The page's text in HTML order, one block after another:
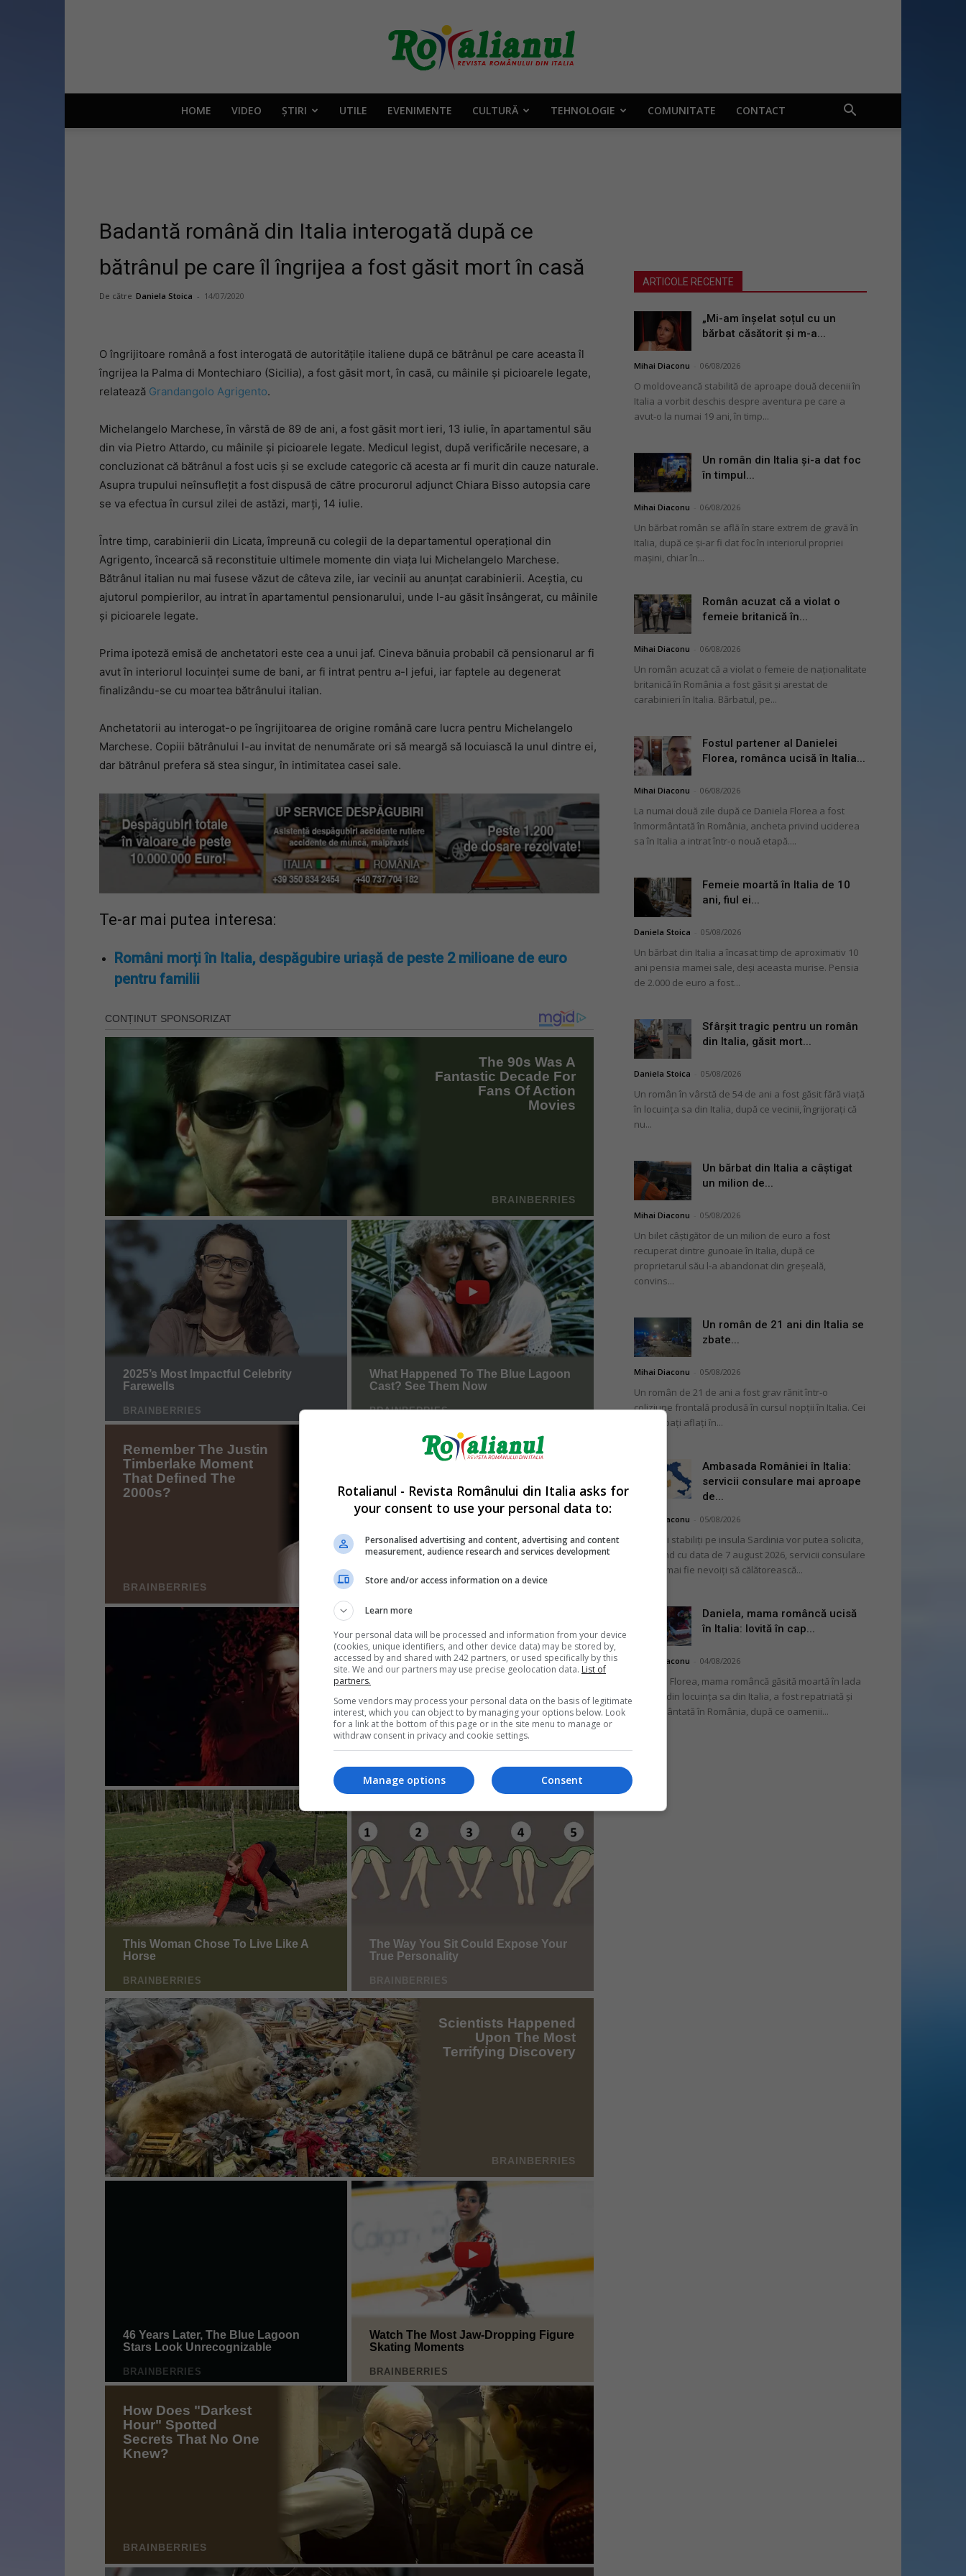
Rotalianul
Italia
HOME VIDEO ȘTIRI UTILE EVENIMENTE CULTURĂ TEHNOLOGIE COMUNITATE CONTACT
Badantă română din Italia interogată după ce
bătrânul pe care îl îngrijea a fost găsit mort în casă
De către Daniela Stoica - 14/07/2020
O îngrijitoare română a fost interogată de autoritățile italiene după ce bătrânul pe care aceasta îl
îngrijea la Palma di Montechiaro (Sicilia), a fost găsit mort, în casă, cu mâinile și picioarele legate,
relatează Grandangolo Agrigento.
Michelangelo Marchese, în vârstă de 89 de ani, a fost găsit mort ieri, 13 iulie, în apartamentul său
din via Pietro Attardo, cu mâinile și picioarele legate. Medicul legist, după verificările necesare, a
concluzionat că bătrânul a fost ucis și se exclude categoric că acesta ar fi murit din cauze naturale.
Asupra trupului neînsuflețit a fost dispusă de către procurorul adjunct Chiara Bisso autopsia care
se va efectua în cursul zilei de astăzi, marți, 14 iulie.
Între timp, carabinierii din Licata, împreună cu colegii de la departamentul operațional din
Agrigento, încearcă să reconstituie ultimele momente din viața lui Michelangelo Marchese.
Bătrânul italian nu mai fusese văzut de câteva zile, iar vecinii au anunțat carabinierii. Aceștia, cu
ajutorul pompierilor, au intrat în apartamentul pensionarului, unde l-au găsit însângerat, cu mâinile
și picioarele legate.
Prima ipoteză emisă de anchetatori este cea a unui jaf. Cineva bănuia probabil că pensionarul ar fi
avut în interiorul locuinței sume de bani, ar fi intrat pentru a-l jefui, iar faptele au degenerat
finalizându-se cu moartea bătrânului italian.
Anchetatorii au interogat-o pe îngrijitoarea de origine română care lucra pentru Michelangelo
Marchese. Copiii bătrânului l-au invitat de nenumărate ori să meargă să locuiască la unul dintre ei,
dar bătrânul prefera să stea singur, în intimitatea casei sale.
Te-ar mai putea interesa:
Români morți în Italia, despăgubire uriașă de peste 2 milioane de euro
pentru familii
ARTICOLE RECENTE
„Mi-am înșelat soțul cu un
bărbat căsătorit și m-a...
Mihai Diaconu 06/08/2026
O moldoveancă stabilită de aproape două decenii în
Italia a vorbit deschis despre aventura pe care a
avut-o la numai 19 ani, în timp...
Un român din Italia și-a dat foc
în timpul...
Mihai Diaconu 06/08/2026
Un bărbat român se află în stare extrem de gravă în
Italia, după ce și-ar fi dat foc în interiorul propriei
mașini, chiar în...
Român acuzat că a violat o
femeie britanică în...
Mihai Diaconu 06/08/2026
Un român acuzat că a violat o femeie de naționalitate
britanică în România a fost găsit și arestat de
carabinieri în Italia. Bărbatul, pe...
Fostul partener al Danielei
Florea, românca ucisă în Italia...
Mihai Diaconu 06/08/2026
La numai două zile după ce Daniela Florea a fost
înmormântată în România, ancheta privind uciderea
sa în Italia a intrat într-o nouă etapă....
Femeie moartă în Italia de 10
ani, fiul ei...
Daniela Stoica 05/08/2026
Un bărbat din Italia a încasat timp de aproximativ 10
ani pensia mamei sale, deși aceasta murise. Pensia
de 2.000 de euro a fost...
Sfârșit tragic pentru un român
din Italia, găsit mort...
Daniela Stoica 05/08/2026
Un român în vârstă de 54 de ani a fost găsit fără viață
în locuința sa din Italia, după ce vecinii, îngrijorați că
nu...
Un bărbat din Italia a câștigat
un milion de...
Mihai Diaconu 05/08/2026
Un bilet câștigător de un milion de euro a fost
recuperat dintre gunoaie în Italia, după ce
proprietarul său l-a abandonat din greșeală,
convins...
Un român de 21 ani din Italia se
zbate...
Mihai Diaconu 05/08/2026
Un român de 21 de ani a fost grav rănit într-o
coliziune frontală produsă în cursul nopții în Italia. Cei
doi bărbați aflați în...
Ambasada României în Italia:
servicii consulare mai aproape
de...
Mihai Diaconu 05/08/2026
Românii stabiliți pe insula Sardinia vor putea solicita,
începând cu data de 7 august 2026, servicii consulare
fără să mai fie nevoiți să călătorească...
Daniela, mama româncă ucisă
în Italia: lovită în cap...
Mihai Diaconu 04/08/2026
Daniela Florea, mama româncă găsită moartă în lada
patului din locuința sa din Italia, a fost repatriată și
înmormântată în România, după ce oamenii...
Rotalianul - Revista Românului din Italia asks for
your consent to use your personal data to:
Personalised advertising and content, advertising and content
measurement, audience research and services development
Store and/or access information on a device
Learn more
Your personal data will be processed and information from your device
(cookies, unique identifiers, and other device data) may be stored by,
accessed by and shared with 242 partners, or used specifically by this
site. We and our partners may use precise geolocation data. List of
partners.
Some vendors may process your personal data on the basis of legitimate
interest, which you can object to by managing your options below. Look
for a link at the bottom of this page or in the site menu to manage or
withdraw consent in privacy and cookie settings.
Consent
Manage options